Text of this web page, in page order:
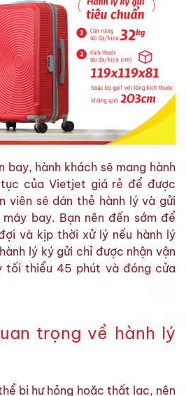
bay, hành khách sẽ mang hành
của Vietjet giá rẻ để được
viên sẽ dán thẻ hành lý và gửi
bay. Bạn nên đến sớm để
và kịp thời xử lý nếu hành lý
lý ký gửi chỉ được nhận vận
tối thiểu 45 phút và đóng cửa
trọng về hành lý
bị hư hỏng hoặc thất lạc, nên